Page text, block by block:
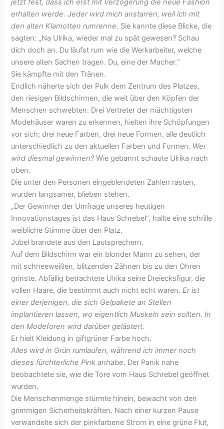
jetzt fest, dass ich erst mit Verzögerung die neue Fashion
erhalten werde. Jeder wird mich anstarren, weil ich mit
den alten Klamotten rumrenne. Sie kannte diese Blicke, die
sagten: „Na Ulrika, wieder mal zu spät gewesen? Schau
dich doch an. Du läufst rum wie die Werkarbeiter, welche
unsere alten Sachen tragen. Du, eine der Macher.“
Sie kämpfte mit den Tränen.
Endlich näherte sich der Pulk dem Zentrum des Platzes,
den riesigen Bildschirmen, die weit über den Köpfen der
Menschen schwebten. Drei Vertreter der mächtigsten
Modehäuser waren zu erkennen, hielten ihre Schöpfungen
vor sich; drei neue Farben, drei neue Formen, alle deutlich
unterschiedlich zu den aktuellen Farben und Formen. Wer
wird diesmal gewinnen?Wie gebannt schaute Ulrika nach
oben.
Die unter den Personen eingeblendeten Zahlen rasten,
wurden langsamer, blieben stehen.
„Der Gewinner der Umfrage unseres heutigen
Innovationstages ist das Haus Schrebel“, hallte eine schrille
weibliche Stimme über den Platz.
Jubel brandete aus den Lautsprechern.
Auf dem Bildschirm war ein blonder Mann zu sehen, der
mit schneeweißen, blitzenden Zähnen bis zu den Ohren
grinste. Abfällig betrachtete Ulrika seine Dreiecksfigur, die
vollen Haare, die bestimmt auch nicht echt waren.Er ist
einer derjenigen, die sich Gelpakete an Stellen
implantieren lassen, wo eigentlich Muskeln sein sollten. In
den Modeforen wird darüber gelästert.
Er hielt Kleidung in giftgrüner Farbe hoch.
Alles wird in Grün rumlaufen, während ich immer noch
dieses fürchterliche Pink anhabe. Der Panik nahe
beobachtete sie, wie die Tore vom Haus Schrebel geöffnet
wurden.
Die Menschenmenge stürmte hinein, bewacht von den
grimmigen Sicherheitskräften. Nach einer kurzen Pause
verwandelte sich der pinkfarbene Strom in eine grüne Flut,